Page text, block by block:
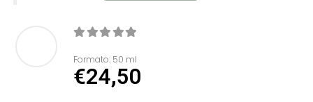
Formato: 50 ml
€24,50